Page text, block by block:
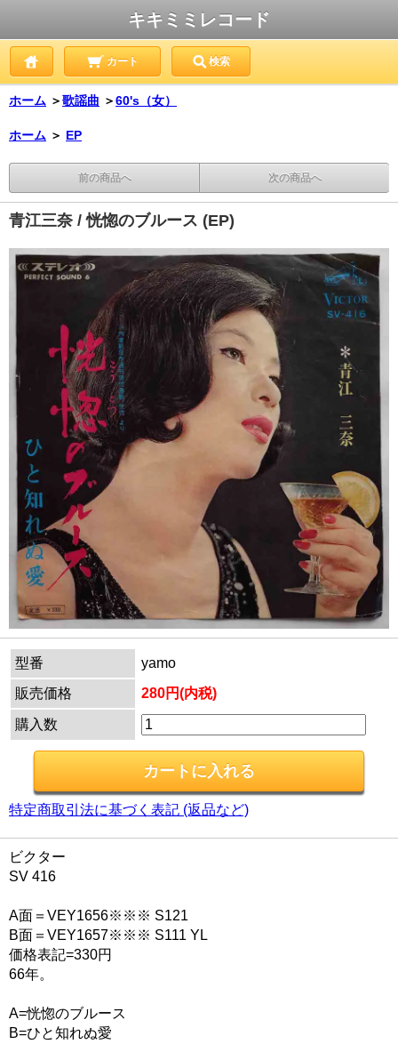
キキミミレコード
カート 検索
ホーム ＞歌謡曲 ＞60's（女）
ホーム ＞ EP
前の商品へ 次の商品へ
青江三奈 / 恍惚のブルース (EP)
型番
yamo
販売価格
280円(内税)
購入数
特定商取引法に基づく表記 (返品など)
ビクター
SV 416
A面＝VEY1656※※※ S121
B面＝VEY1657※※※ S111 YL
価格表記=330円
66年。
A=恍惚のブルース
B=ひと知れぬ愛